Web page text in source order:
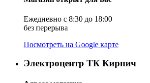
Ежедневно с 8:30 до 18:00
без перерыва
Посмотреть на Google карте
Электроцентр ТК Кирпич